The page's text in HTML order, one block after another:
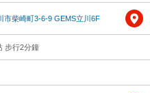
市柴崎町3-6-9 GEMS立川6F
步行2分鐘